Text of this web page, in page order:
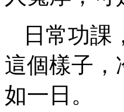
日常功課
這個樣子，
如一日。